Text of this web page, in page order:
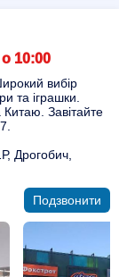
10:00
вибір
та іграшки.
Китаю. Завітайте
Дрогобич,
Подзвонити